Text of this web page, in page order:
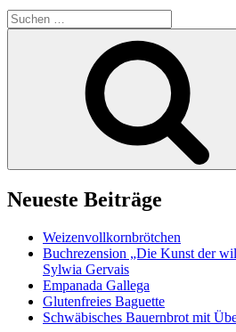
Suchen
nach:
Neueste Beiträge
Weizenvollkornbrötchen
Buchrezension „Die Kunst der
Sylwia Gervais
Empanada Gallega
Glutenfreies Baguette
Schwäbisches Bauernbrot mit